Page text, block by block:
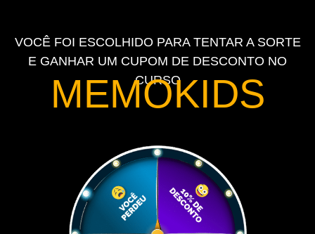
VOCÊ FOI ESCOLHIDO PARA TENTAR A SORTE
E GANHAR UM CUPOM DE DESCONTO NO
CURSO
MEMOKIDS